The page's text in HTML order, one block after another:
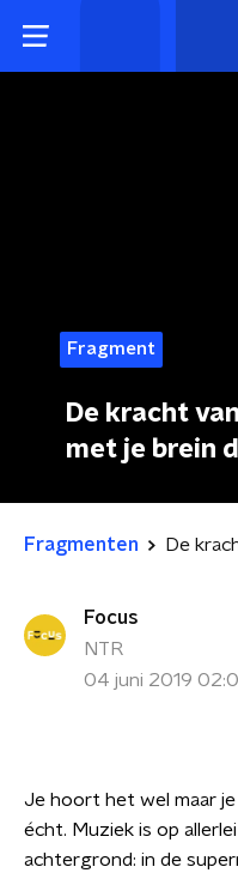
Fragment
De kracht
met je brein
Fragmenten
Focus
NTR
04 juni 2019
Je hoort het wel maar
écht. Muziek is op
achtergrond: in de